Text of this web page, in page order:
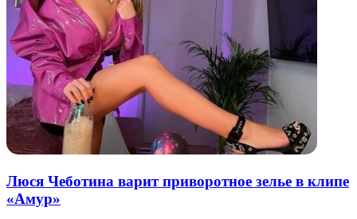
Люся Чеботина варит приворотное зелье в клипе
«Амур»